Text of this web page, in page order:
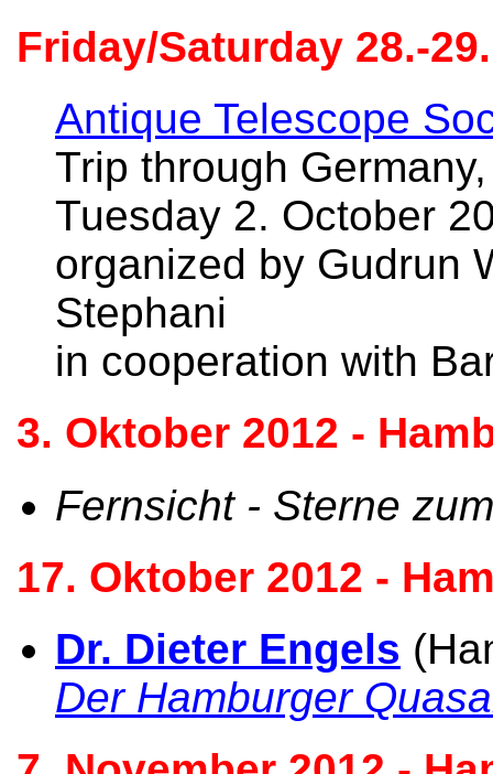
Friday/Saturday 28.-
Antique Telescope
Trip through
Tuesday 2. October
organized by Gudrun
Stephani
in cooperation with
3. Oktober 2012 -
Fernsicht - Sterne
17. Oktober 2012 -
Dr. Dieter Engels
Der Hamburger